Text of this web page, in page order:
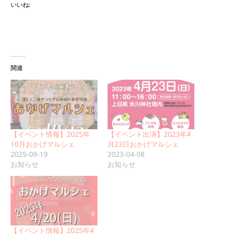
いいね:
関連
【イベント情報】2025年
10月おかげマルシェ
2025-09-19
お知らせ
【イベント出演】2023年4
月23日おかげマルシェ
2023-04-08
お知らせ
【イベント情報】2025年4